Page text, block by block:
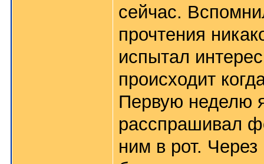
сейчас.
прочтения
испытал
происходит
Первую неделю
расспрашивал
ним в рот.